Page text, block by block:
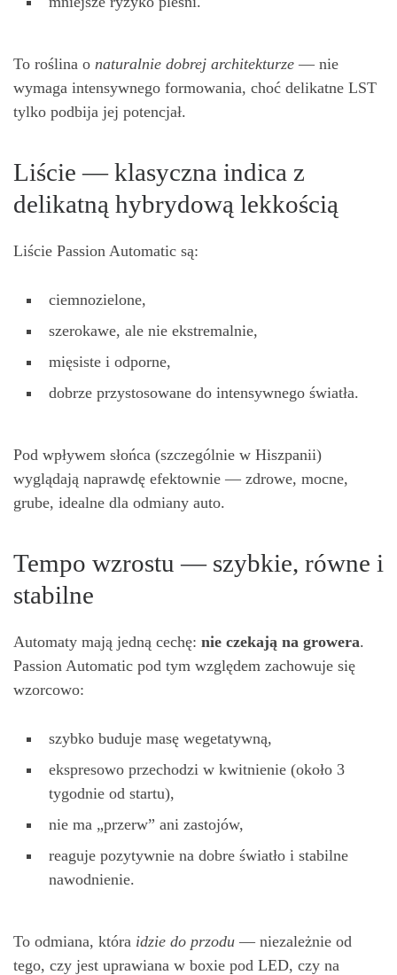
To roślina o naturalnie dobrej architekturze — nie
wymaga intensywnego formowania, choć delikatne LST
tylko podbija jej potencjał.
Liście — klasyczna indica z
delikatną hybrydową lekkością
Liście Passion Automatic są:
ciemnozielone,
szerokawe, ale nie ekstremalnie,
mięsiste i odporne,
dobrze przystosowane do intensywnego światła.
Pod wpływem słońca (szczególnie w Hiszpanii)
wyglądają naprawdę efektownie — zdrowe, mocne,
grube, idealne dla odmiany auto.
Tempo wzrostu — szybkie, równe i
stabilne
Automaty mają jedną cechę: nie czekają na growera.
Passion Automatic pod tym względem zachowuje się
wzorcowo:
szybko buduje masę wegetatywną,
ekspresowo przechodzi w kwitnienie (około 3
tygodnie od startu),
nie ma „przerw” ani zastojów,
reaguje pozytywnie na dobre światło i stabilne
nawodnienie.
To odmiana, która idzie do przodu — niezależnie od
tego, czy jest uprawiana w boxie pod LED, czy na